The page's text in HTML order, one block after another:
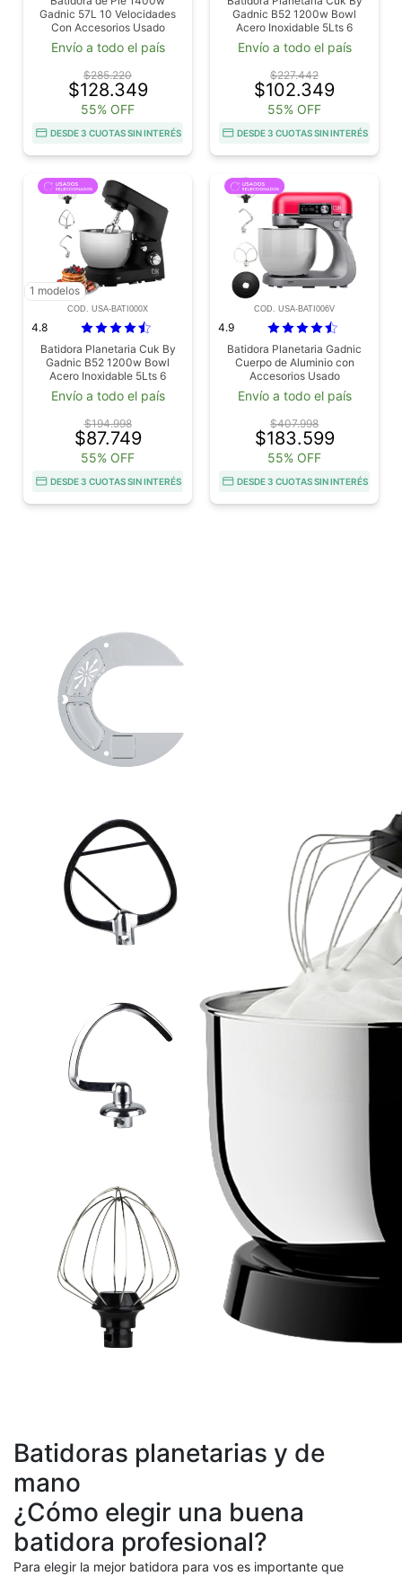
Gadnic 57L 10 Velocidades
Con Accesorios Usado
Envío a todo el país
$285.220
$128.349
55% OFF
DESDE 3 CUOTAS SIN INTERÉS
Gadnic B52 1200w Bowl
Acero Inoxidable 5Lts 6
Velocidades Outlet
Envío a todo el país
$227.442
$102.349
55% OFF
DESDE 3 CUOTAS SIN INTERÉS
1 modelos
COD. USA-BATI000X
4.8
Batidora Planetaria Cuk By
Gadnic B52 1200w Bowl
Acero Inoxidable 5Lts 6
Velocidades Usado
Envío a todo el país
$194.998
$87.749
55% OFF
DESDE 3 CUOTAS SIN INTERÉS
COD. USA-BATI006V
4.9
Batidora Planetaria Gadnic
Cuerpo de Aluminio con
Accesorios Usado
Envío a todo el país
$407.998
$183.599
55% OFF
DESDE 3 CUOTAS SIN INTERÉS
Batidoras planetarias y de
mano
¿Cómo elegir una buena
batidora profesional?
Para elegir la mejor batidora para vos es importante que